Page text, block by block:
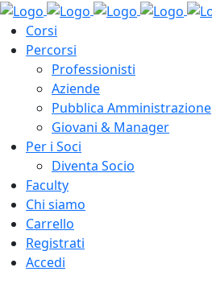
Corsi
Percorsi
Professionisti
Aziende
Pubblica Amministrazione
Giovani & Manager
Per i Soci
Diventa Socio
Faculty
Chi siamo
Carrello
Registrati
Accedi